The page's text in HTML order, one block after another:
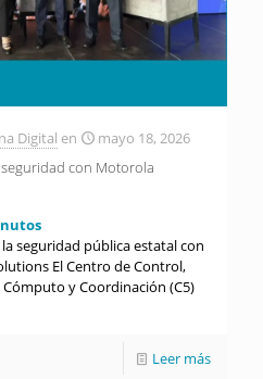
Digital en
mayo 18, 2026
con Motorola
la seguridad pública estatal con
El Centro de Control,
y Coordinación (C5)
Leer más